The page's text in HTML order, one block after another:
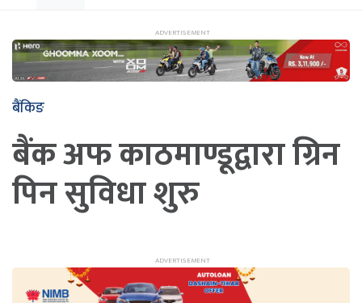
बैंकिङ
बैंक अफ काठमाण्डूद्वारा ग्रिन
पिन सुविधा शुरु